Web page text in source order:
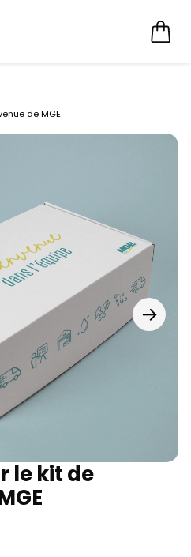
de MGE
→
le kit de